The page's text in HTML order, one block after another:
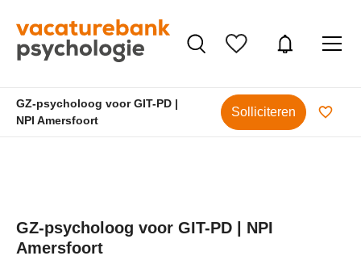
GZ-psycholoog voor GIT-PD |
NPI Amersfoort
Solliciteren
GZ-psycholoog voor GIT-PD | NPI
Amersfoort